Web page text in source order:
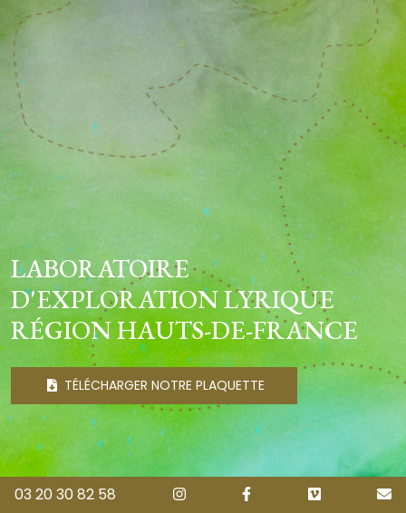
LABORATOIRE
D'EXPLORATION LYRIQUE
RÉGION HAUTS-DE-FRANCE
TÉLÉCHARGER NOTRE PLAQUETTE
03 20 30 82 58